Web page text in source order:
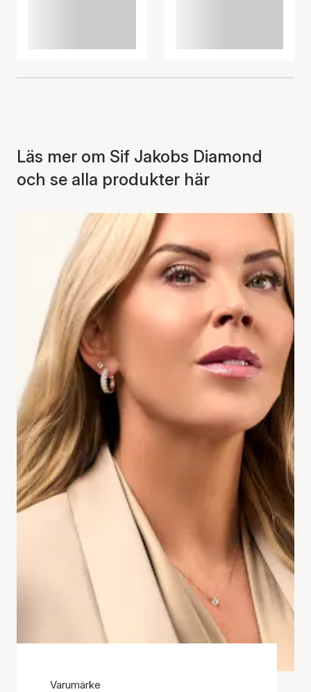
Läs mer om Sif Jakobs Diamond
och se alla produkter här
Varumärke